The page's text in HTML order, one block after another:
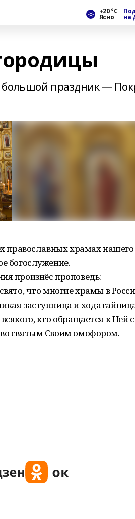
+20 °С
Ясно на
большой праздник —
православных храмах нашего
богослужение.
произнёс проповедь:
что многие храмы в
заступница и
кто обращается к Ней с
святым Своим омофором.